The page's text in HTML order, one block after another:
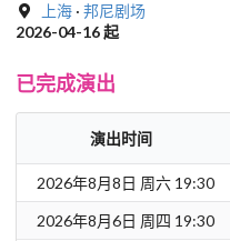
上海 ·邦尼剧场
2026-04-16 起
已完成演出
演出时间
2026年8月8日 周六 19:30
2026年8月6日 周四 19:30